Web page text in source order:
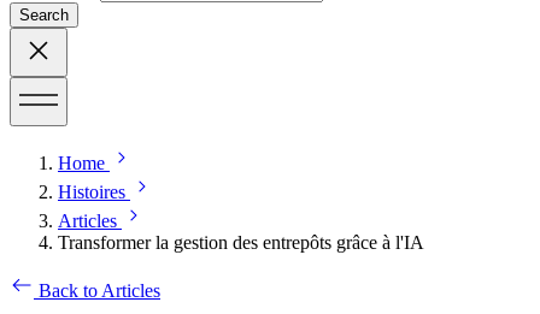
Search
Home
Histoires
Articles
Transformer la gestion des entrepôts grâce à l'IA
Back to Articles